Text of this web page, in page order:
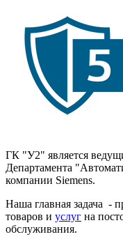
ГК "У2" является
Департамента
компании Siemens.
Наша главная задача -
товаров и услуг на
обслуживания.